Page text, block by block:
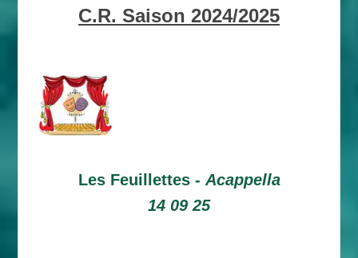
C.R. Saison 2024/2025
Les Feuillettes - Acappella
14 09 25